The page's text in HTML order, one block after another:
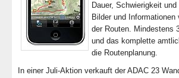
Dauer, Schwierigkeit
Bilder und
der Routen. Mindestens
und das komplette
die Routenplanung.
In einer Juli-Aktion verkauft der ADAC 23